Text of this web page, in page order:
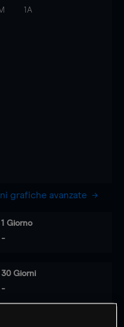
1A
grafiche avanzate
1 Giorno
-
30 Giorni
-